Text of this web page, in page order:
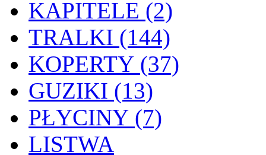
KAPITELE (2)
TRALKI (144)
KOPERTY (37)
GUZIKI (13)
PŁYCINY (7)
LISTWA